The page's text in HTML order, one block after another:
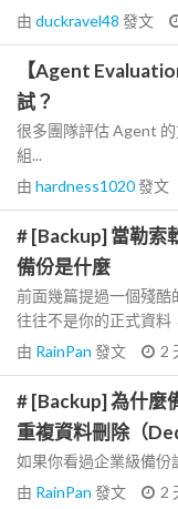
由 duckravel48 發文
【Agent
試？
很多團隊評估 Agent
組...
由 hardness1020發文
# [Backup] 當勒索
備份是什麼
前面幾篇提過一個殘酷
往往不是你的正式資料
由 RainPan 發文 2
# [Backup] 為什麼
重複資料刪除（
如果你看過企業級備份
由 RainPan 發文 2